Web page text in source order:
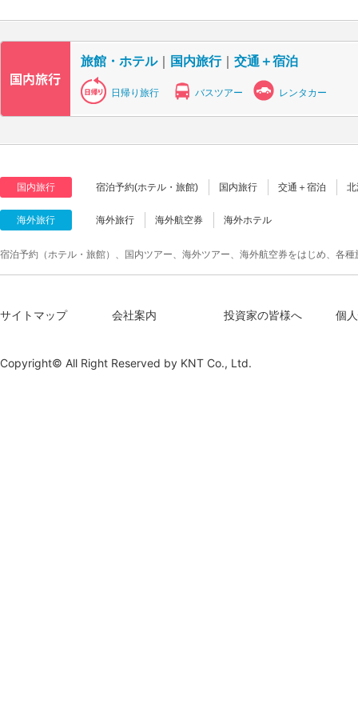
旅館・ホテル｜ 国内旅行｜ 交通＋宿泊
日帰り旅行 バスツアー レンタカー
国内旅行 宿泊予約(ホテル・旅館) 国内旅行 交通＋宿泊
海外旅行 海外旅行 海外航空券 海外ホテル
宿泊予約（ホテル・旅館）、国内ツアー、海外ツアー、海外航空券をはじめ、各
サイトマップ 会社案内 投資家の皆様へ 個
Copyright© All Right Reserved by KNT Co., Ltd.